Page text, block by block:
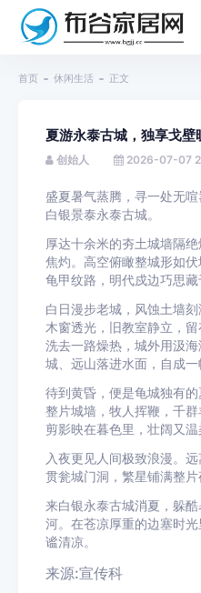
首页 休闲生活 正文
夏游永泰古城，独享戈壁
创始人 2026-07-07
盛夏暑气蒸腾，寻一处无
白银景泰永泰古城。
厚达十余米的夯土城墙隔
焦灼。高空俯瞰整城形如
龟甲纹路，明代戍边巧思藏
白日漫步老城，风蚀土墙
木窗透光，旧教室静立，
洗去一路燥热，城外用汲
城、远山落进水面，自成一
待到黄昏，便是龟城独有
整片城墙，牧人挥鞭，千
剪影映在暮色里，壮阔又温
入夜更见人间极致浪漫。
贯瓮城门洞，繁星铺满整片
来白银永泰古城消夏，躲
河。在苍凉厚重的边塞时
谧清凉。
来源:宣传科